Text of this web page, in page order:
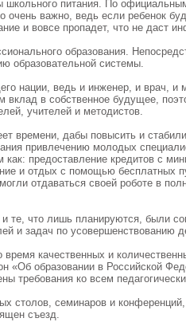
школьного питания. По
важно, ведь если ребенок
и вовсе пропадет, что не даст
образования.
образовательной системы.
нации, ведь и инженер, и врач, и
в собственное будущее,
учителей и методистов.
времени, дабы повысить и
привлечению молодых
предоставление кредитов с
и отдых с помощью бесплатных
отдаваться своей роботе в
и те, что лишь планируются, были
и задач по усовершенствованию
качественных и
«Об образовании в Российской
требования ко всем
столов, семинаров и
съезд.